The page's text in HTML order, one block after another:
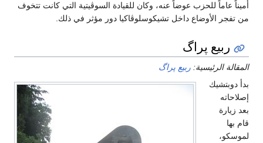
أميناً عاماً للحزب عوضاً عنه، وكان للقيادة السوڤيتية التي كانت تتخوف
من تفجر الأوضاع داخل تشيكوسلوڤاكيا دور مؤثر في ذلك.
ربيع پراگ
المقالة الرئيسية: ربيع پراگ
بدأ دوبتشيك
إصلاحاته
بعد زيارة
قام بها
لموسكو،